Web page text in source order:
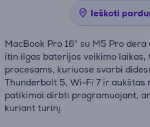
Ieškoti
MacBook Pro 16" su M5 Pro
itin ilgas baterijos veikimo
procesams, kuriuose svarbi
Thunderbolt 5, Wi-Fi 7 ir aukštas
patikimai dirbti programuojant,
kuriant turinį.